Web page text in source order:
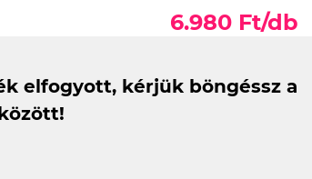
6.980 Ft/db
elfogyott, kérjük böngéssz a